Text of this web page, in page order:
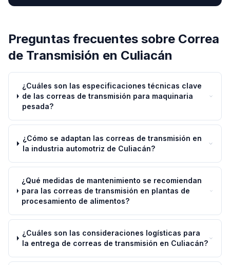
Preguntas frecuentes sobre Correa
de Transmisión en Culiacán
¿Cuáles son las especificaciones técnicas clave
de las correas de transmisión para maquinaria
pesada?
¿Cómo se adaptan las correas de transmisión en
la industria automotriz de Culiacán?
¿Qué medidas de mantenimiento se recomiendan
para las correas de transmisión en plantas de
procesamiento de alimentos?
¿Cuáles son las consideraciones logísticas para
la entrega de correas de transmisión en Culiacán?